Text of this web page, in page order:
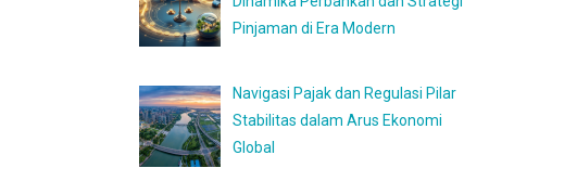
Pinjaman di Era Modern
Navigasi Pajak dan Regulasi Pilar
Stabilitas dalam Arus Ekonomi
Global